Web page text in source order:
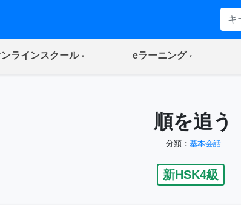
ラインスクール(current) eラーニング(current)
順を追う
分類： 基本会話
新HSK4級